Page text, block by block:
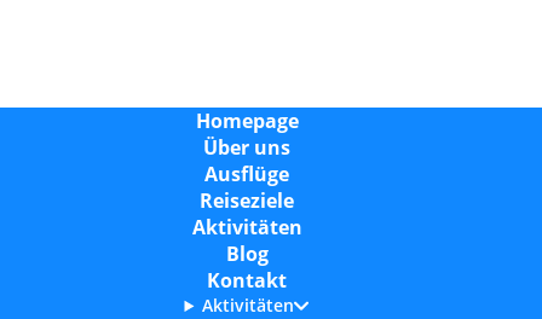
Homepage
Über uns
Ausflüge
Reiseziele
Aktivitäten
Blog
Kontakt
Aktivitäten